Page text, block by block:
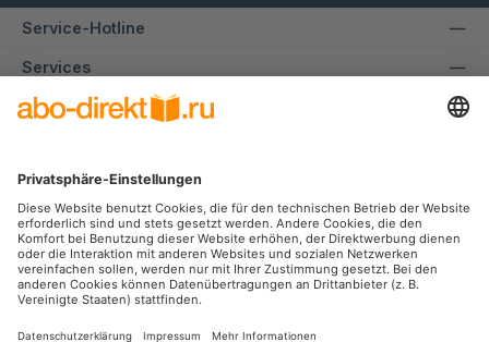
Service-Hotline
Services
Informationen
FacebookInstagram
Zahlungsarten
Rechnung
SEPA